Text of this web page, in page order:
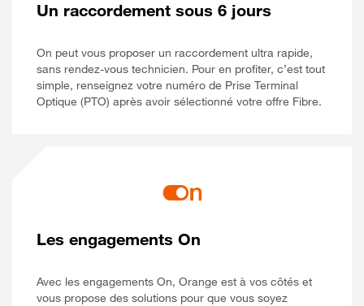
Un raccordement sous 6 jours
On peut vous proposer un raccordement ultra rapide,
sans rendez-vous technicien. Pour en profiter, c’est tout
simple, renseignez votre numéro de Prise Terminal
Optique (PTO) après avoir sélectionné votre offre Fibre.
Les engagements On
Avec les engagements On, Orange est à vos côtés et
vous propose des solutions pour que vous soyez